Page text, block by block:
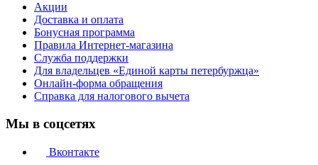
Акции
Доставка и оплата
Бонусная программа
Правила Интернет-магазина
Служба поддержки
Для владельцев «Единой карты петербуржца»
Онлайн-форма обращения
Справка для налогового вычета
Мы в соцсетях
Вконтакте